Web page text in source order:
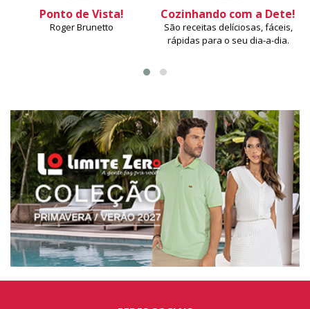
Ponto de Vista!
Roger Brunetto
Cozinhando com a Dete!
São receitas delíciosas, fáceis,
rápidas para o seu dia-a-dia.